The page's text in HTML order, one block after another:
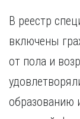
В реестр
включены
от пола и
образованию